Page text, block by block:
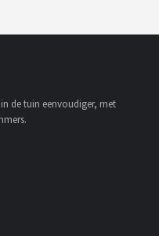
de tuin eenvoudiger, met